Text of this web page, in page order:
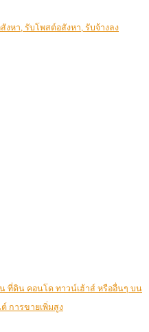
หา, รับโพสต์อสังหา, รับจ้างลง
ที่ดิน คอนโด ทาวน์เฮ้าส์ หรืออื่นๆ บน
ต์ การขายเพิ่มสูง